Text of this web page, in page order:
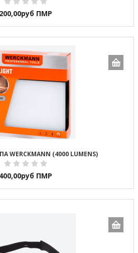
200,00руб ПМР
WERCKMANN (4000 LUMENS)
400,00руб ПМР